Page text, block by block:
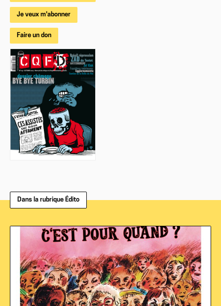
Je veux m'abonner
Faire un don
Dans la rubrique Édito